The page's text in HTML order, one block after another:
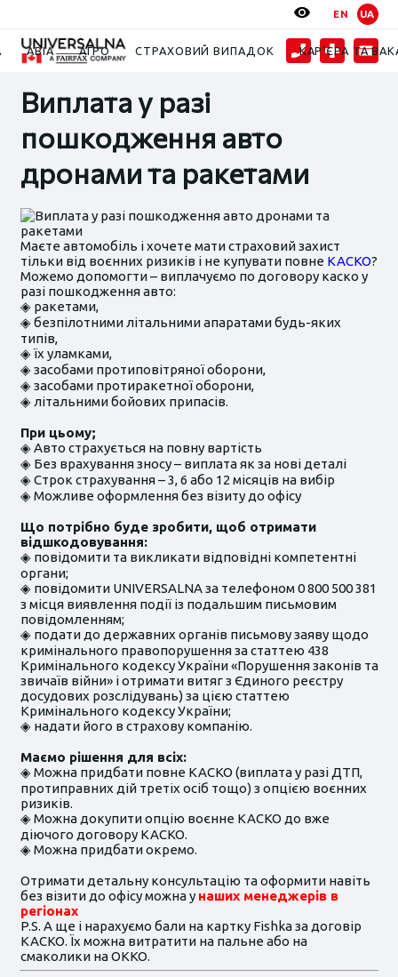
EN UA
АВІА АГРО СТРАХОВИЙ ВИПАДОК КАР’ЄРА ТА
Виплата у разі пошкодження авто дронами та ракетами
Виплата у разі
пошкодження авто
дронами та ракетами
Маєте автомобіль і хочете мати страховий захист
тільки від воєнних ризиків і не купувати повне КАСКО?
Можемо допомогти – виплачуємо по договору каско у
разі пошкодження авто:
◈ ракетами,
◈ безпілотними літальними апаратами будь-яких
типів,
◈ їх уламками,
◈ засобами протиповітряної оборони,
◈ засобами протиракетної оборони,
◈ літальними бойових припасів.
При цьому;
◈ Авто страхується на повну вартість
◈ Без врахування зносу – виплата як за нові деталі
◈ Строк страхування – 3, 6 або 12 місяців на вибір
◈ Можливе оформлення без візиту до офісу
Що потрібно буде зробити, щоб отримати
відшкодовування:
◈ повідомити та викликати відповідні компетентні
органи;
◈ повідомити UNIVERSALNA за телефоном 0 800 500 381
з місця виявлення події із подальшим письмовим
повідомленням;
◈ подати до державних органів письмову заяву щодо
кримінального правопорушення за статтею 438
Кримінального кодексу України «Порушення законів та
звичаїв війни» і отримати витяг з Єдиного реєстру
досудових розслідувань) за цією статтею
Кримінального кодексу України;
◈ надати його в страхову компанію.
Маємо рішення для всіх:
◈ Можна придбати повне КАСКО (виплата у разі ДТП,
протиправних дій третіх осіб тощо) з опцією воєнних
ризиків.
◈ Можна докупити опцію воєнне КАСКО до вже
діючого договору КАСКО.
◈ Можна придбати окремо.
Отримати детальну консультацію та оформити навіть
без візити до офісу можна у наших менеджерів в
регіонах
P.S. А ще і нарахуємо бали на картку Fishka за договір
КАСКО. Їх можна витратити на пальне або на
смаколики на OKKO.